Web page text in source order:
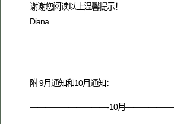
谢谢您阅读以上温馨提示！
Diana
附 9月通知和10月通知：
——————————-10月